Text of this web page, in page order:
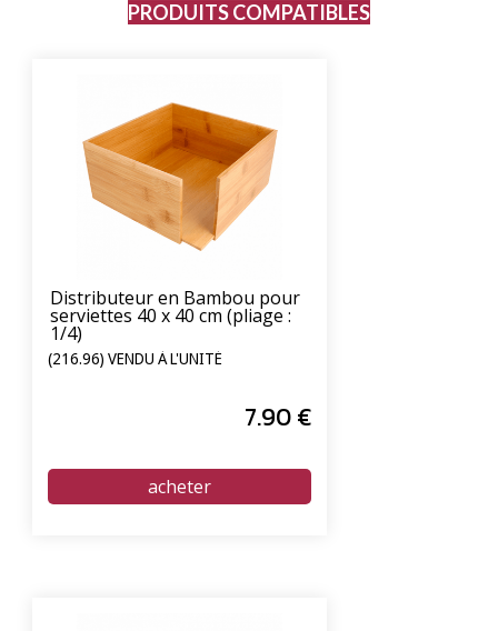
PRODUITS COMPATIBLES
Distributeur en Bambou pour
serviettes 40 x 40 cm (pliage :
1/4)
(216.96) VENDU À L'UNITÉ
7.90€